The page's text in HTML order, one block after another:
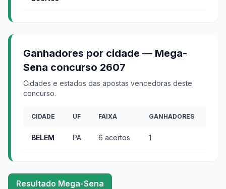
Ganhadores por cidade — Mega-
Sena concurso 2607
Cidades e estados das apostas vencedoras deste
concurso.
CIDADE UF FAIXA GANHADORES
BELEM PA 6 acertos 1
Resultado Mega-Sena